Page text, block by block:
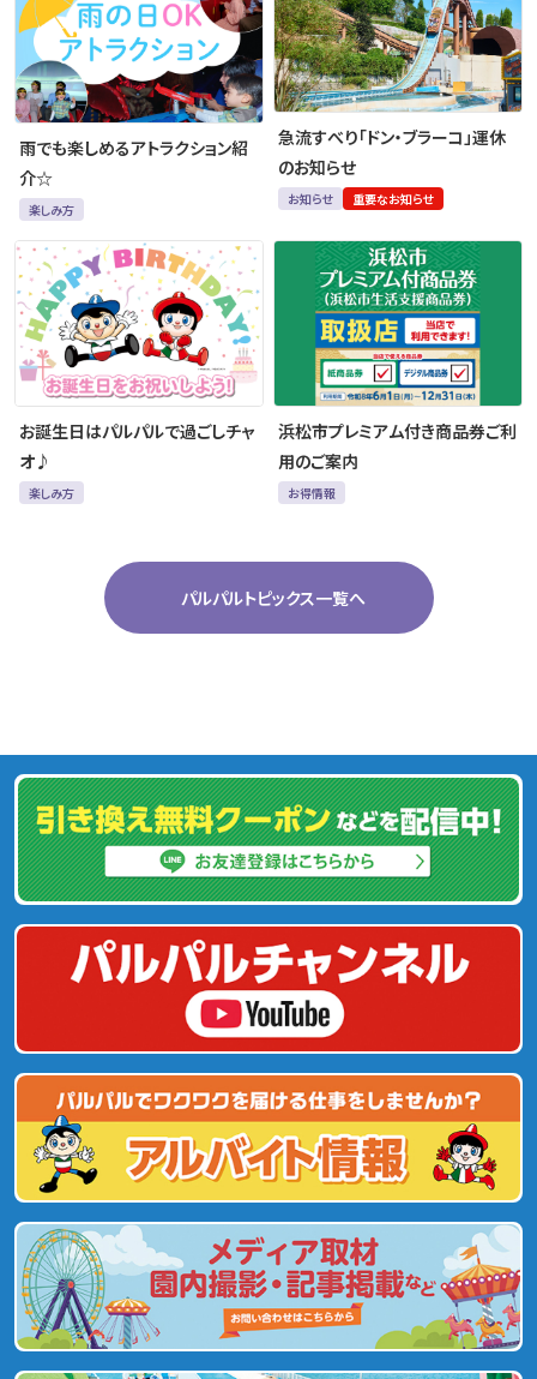
雨でも楽しめるアトラクション紹
介☆
楽しみ方
急流すべり「ドン・ブラーコ」運休
のお知らせ
お知らせ 重要なお知らせ
お誕生日はパルパルで過ごしチャ
オ♪
楽しみ方
浜松市プレミアム付き商品券ご利
用のご案内
お得情報
パルパルトピックス一覧へ